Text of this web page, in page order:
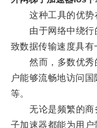
这种工具的优势
由于网络中绕行
致数据传输速度具有
然而，多数优秀
户能够流畅地访问
等。
无论是频繁的商
子加速器都能为用户